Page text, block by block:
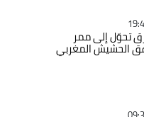
إلى ممر
الحشيش المغربي